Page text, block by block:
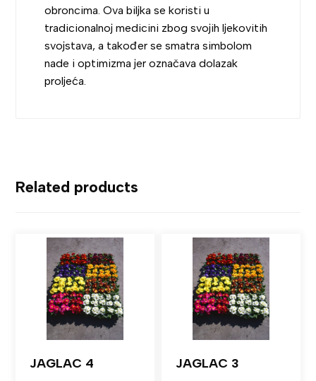
obroncima. Ova biljka se koristi u
tradicionalnoj medicini zbog svojih ljekovitih
svojstava, a također se smatra simbolom
nade i optimizma jer označava dolazak
proljeća.
Related products
JAGLAC 4 JAGLAC 3